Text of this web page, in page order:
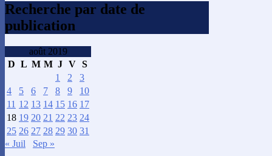
Recherche par date de
publication
août 2019
D L M M J V S
1
2
3
4
5 6 7 8 9
10
11 12 13 14 15 16 17
18 19 20 21 22 23 24
25 26 27 28 29 30 31
« Juil
Sep »